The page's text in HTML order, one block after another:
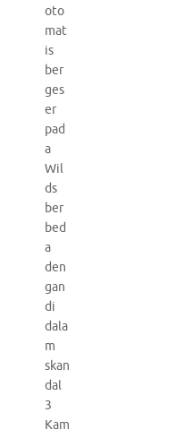
oto
mat
is
ber
ges
er
pad
a
Wil
ds
ber
bed
a
den
gan
di
dala
m
skan
dal
3
Kam